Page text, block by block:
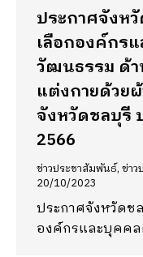
ประกาศจังห
เลือกองค์กร
วัฒนธรรม ด้า
แต่งกายด้วย
จังหวัดชลบุรี
2566
ข่าวประชาสัมพันธ์,ข่า
20/10/2023
ประกาศจังหวัดช
องค์กรและบุคค